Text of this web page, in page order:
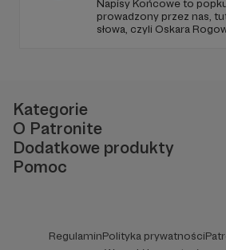
Napisy Końcowe to
prowadzony przez nas,
słowa, czyli Oskara
Kategorie
O Patronite
Dodatkowe produkty
Pomoc
RegulaminPolityka prywatności